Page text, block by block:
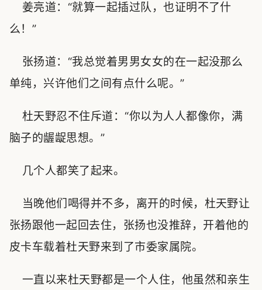
姜亮道：“就算一起插过队，也证明不了什
么！”
张扬道：“我总觉着男男女女的在一起没那么
单纯，兴许他们之间有点什么呢。”
杜天野忍不住斥道：“你以为人人都像你，满
脑子的龌龊思想。”
几个人都笑了起来。
当晚他们喝得并不多，离开的时候，杜天野让
张扬跟他一起回去住，张扬也没推辞，开着他的
皮卡车载着杜天野来到了市委家属院。
一直以来杜天野都是一个人住，他虽然和亲生